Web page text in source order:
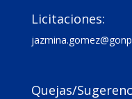
Licitaciones:
Quejas/